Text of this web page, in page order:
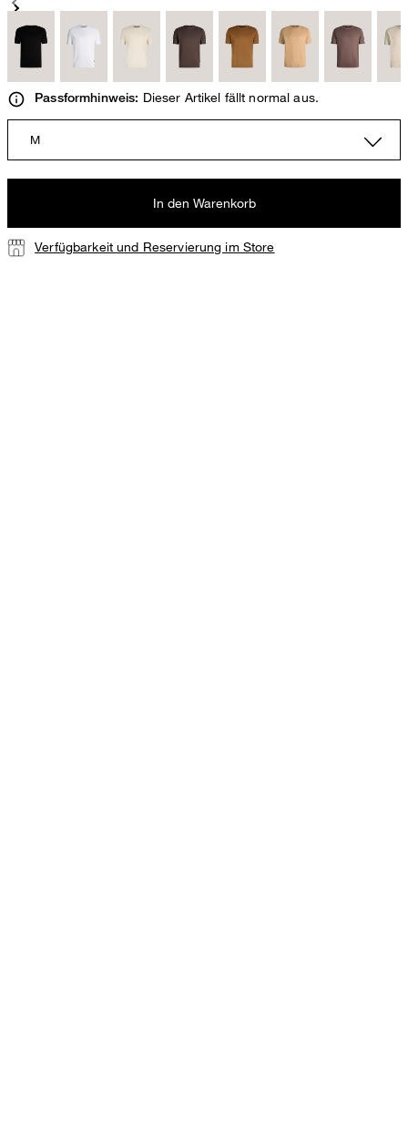
Passformhinweis: Dieser Artikel fällt normal aus.
M
In den Warenkorb
Verfügbarkeit und Reservierung im Store